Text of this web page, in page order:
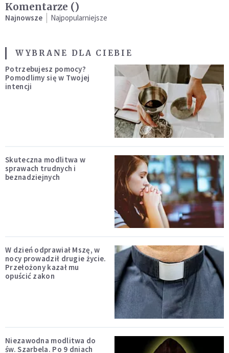
Komentarze ()
Najnowsze Najpopularniejsze
WYBRANE DLA CIEBIE
Potrzebujesz pomocy?
Pomodlimy się w Twojej
intencji
Skuteczna modlitwa w
sprawach trudnych i
beznadziejnych
W dzień odprawiał Mszę, w
nocy prowadził drugie życie.
Przełożony kazał mu
opuścić zakon
Niezawodna modlitwa do
św. Szarbela. Po 9 dniach